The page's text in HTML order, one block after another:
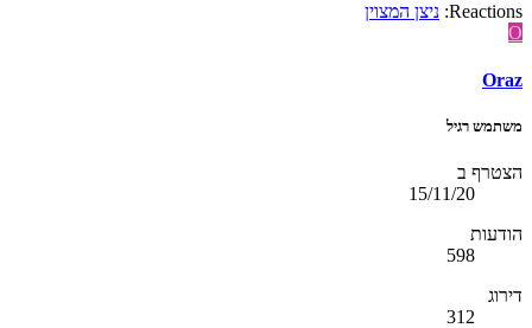
Reactions: ניצן המצוין
O
Oraz
משתמש רגיל
הצטרף ב
15/11/20
הודעות
598
דירוג
312